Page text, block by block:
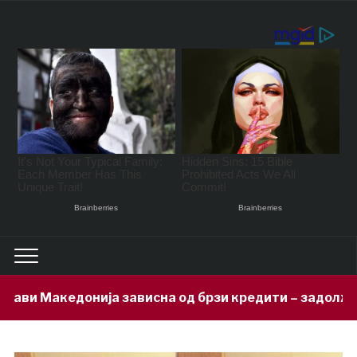
од брзи кредити – задолжени 333 милиони